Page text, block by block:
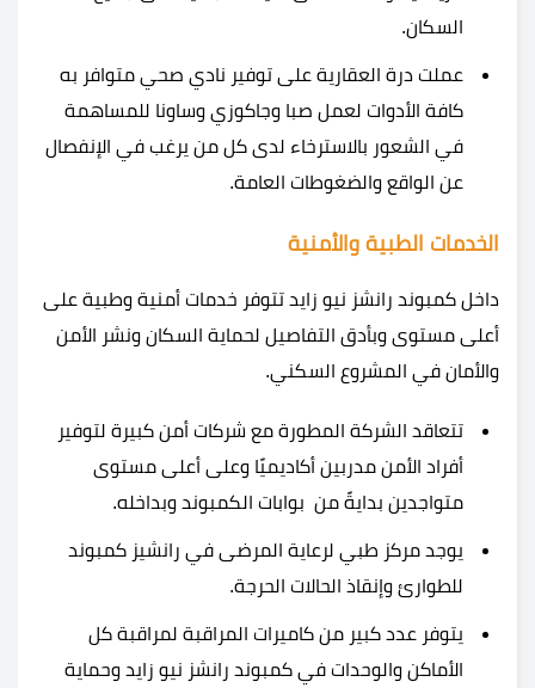
السكان.
عملت درة العقارية على توفير نادي صحي متوافر به
كافة الأدوات لعمل صبا وجاكوزي وساونا للمساهمة
في الشعور بالاسترخاء لدى كل من يرغب في الإنفصال
عن الواقع والضغوطات العامة.
الخدمات الطبية والأمنية
داخل كمبوند رانشز نيو زايد تتوفر خدمات أمنية وطبية على
أعلى مستوى وبأدق التفاصيل لحماية السكان ونشر الأمن
والأمان في المشروع السكني.
تتعاقد الشركة المطورة مع شركات أمن كبيرة لتوفير
أفراد الأمن مدربين أكاديميًا وعلى أعلى مستوى
متواجدين بدايةً من بوابات الكمبوند وبداخله.
يوجد مركز طبي لرعاية المرضى في رانشيز كمبوند
للطوارئ وإنقاذ الحالات الحرجة.
يتوفر عدد كبير من كاميرات المراقبة لمراقبة كل
الأماكن والوحدات في كمبوند رانشز نيو زايد وحماية